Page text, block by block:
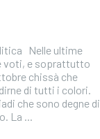
Nelle ultime
voti, e soprattutto
chissà che
di tutti i colori.
che sono degne di
La ...